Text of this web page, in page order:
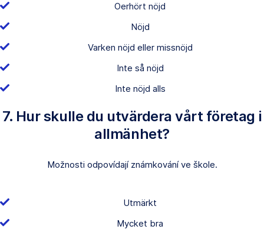
Oerhört nöjd
Nöjd
Varken nöjd eller missnöjd
Inte så nöjd
Inte nöjd alls
7. Hur skulle du utvärdera vårt företag i
allmänhet?
Možnosti odpovídají známkování ve škole.
Utmärkt
Mycket bra